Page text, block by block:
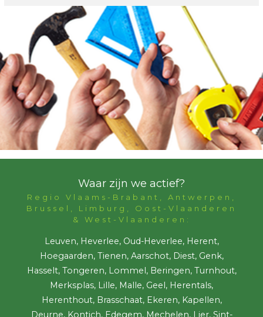
Waar zijn we actief?
Regio Vlaams-Brabant, Antwerpen,
Brussel, Limburg, Oost-Vlaanderen
& West-Vlaanderen:
Leuven, Heverlee, Oud-Heverlee, Herent,
Hoegaarden, Tienen, Aarschot, Diest, Genk,
Hasselt, Tongeren, Lommel, Beringen, Turnhout,
Merksplas, Lille, Malle, Geel, Herentals,
Herenthout, Brasschaat, Ekeren, Kapellen,
Deurne, Kontich, Edegem, Mechelen, Lier, Sint-